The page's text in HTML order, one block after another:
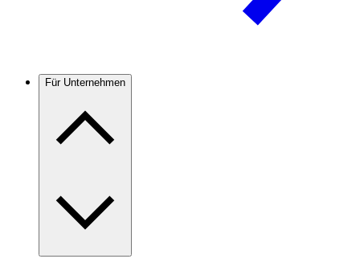
Für Unternehmen